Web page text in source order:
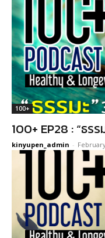
100+
100+ EP28 : “ธร
kinyupen_admin -